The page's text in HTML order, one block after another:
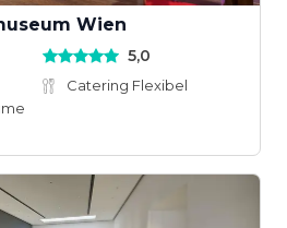
Wien
5,0
Catering Flexibel